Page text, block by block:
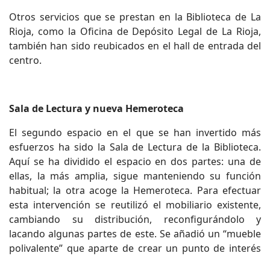
Otros servicios que se prestan en la Biblioteca de La
Rioja, como la Oficina de Depósito Legal de La Rioja,
también han sido reubicados en el hall de entrada del
centro.
Sala de Lectura y nueva Hemeroteca
El segundo espacio en el que se han invertido más
esfuerzos ha sido la Sala de Lectura de la Biblioteca.
Aquí se ha dividido el espacio en dos partes: una de
ellas, la más amplia, sigue manteniendo su función
habitual; la otra acoge la Hemeroteca. Para efectuar
esta intervención se reutilizó el mobiliario existente,
cambiando su distribución, reconfigurándolo y
lacando algunas partes de este. Se añadió un “mueble
polivalente” que aparte de crear un punto de interés